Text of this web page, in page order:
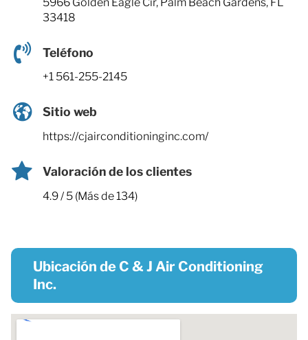
33418
Teléfono
+1 561-255-2145
Sitio web
https://cjairconditioninginc.com/
Valoración de los clientes
4.9 / 5 (Más de 134)
Ubicación de C & J Air Conditioning
Inc.